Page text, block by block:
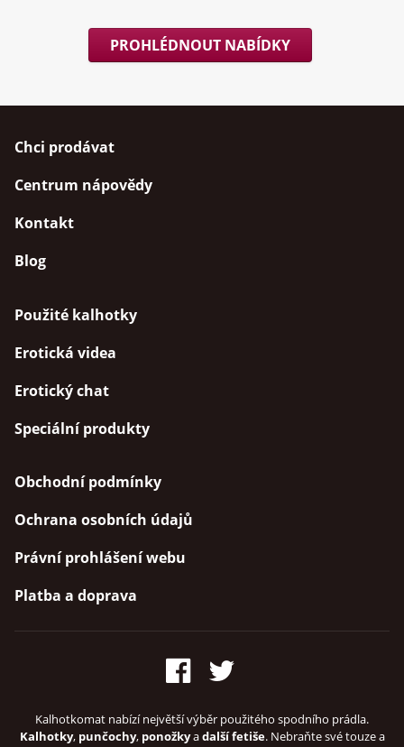
PROHLÉDNOUT NABÍDKY
Chci prodávat
Centrum nápovědy
Kontakt
Blog
Použité kalhotky
Erotická videa
Erotický chat
Speciální produkty
Obchodní podmínky
Ochrana osobních údajů
Právní prohlášení webu
Platba a doprava
Kalhotkomat nabízí největší výběr použitého spodního prádla.
Kalhotky, punčochy, ponožkyadalší fetiše. Nebraňte své touze a